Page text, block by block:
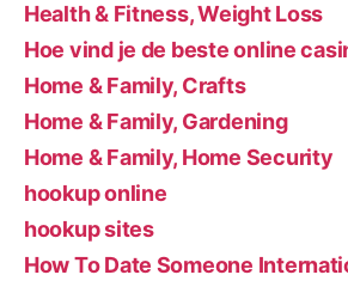
Health & Fitness, Weight Loss
Hoe vind je de beste online
Home & Family, Crafts
Home & Family, Gardening
Home & Family, Home Security
hookup online
hookup sites
How To Date Someone